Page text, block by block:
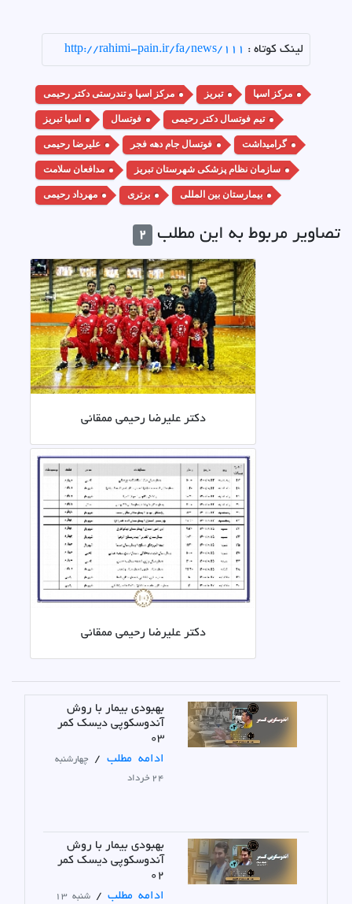
لینک کوتاه : http://rahimi-pain.ir/fa/news/111
مرکز اسپا و تندرستی دکتر رحیمی تبریز مرکز اسپا
اسپا تبریز فوتسال تیم فوتسال دکتر رحیمی
علیرضا رحیمی فوتسال جام دهه فجر گرامیداشت
مدافعان سلامت سازمان نظام پزشکی شهرستان تبریز
مهرداد رحیمی برتری بیمارستان بین المللی
تصاویر مربوط به این مطلب 2
دکتر علیرضا رحیمی ممقانی
دکتر علیرضا رحیمی ممقانی
بهبودی بیمار با روش
آندوسکوپی دیسک کمر
03
ادامه مطلب /
چهارشنبه
24 خرداد
بهبودی بیمار با روش
آندوسکوپی دیسک کمر
02
ادامه مطلب /
شنبه 13